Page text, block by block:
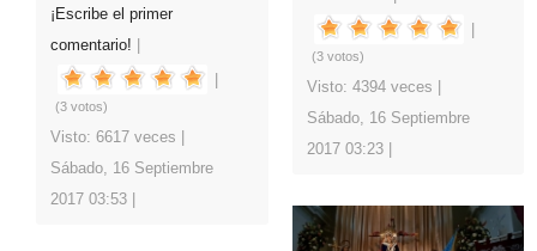
¡Escribe el primer
comentario!
(3 votos)
Visto: 6617 veces
Sábado, 16 Septiembre
2017 03:53
(3 votos)
Visto: 4394 veces
Sábado, 16 Septiembre
2017 03:23